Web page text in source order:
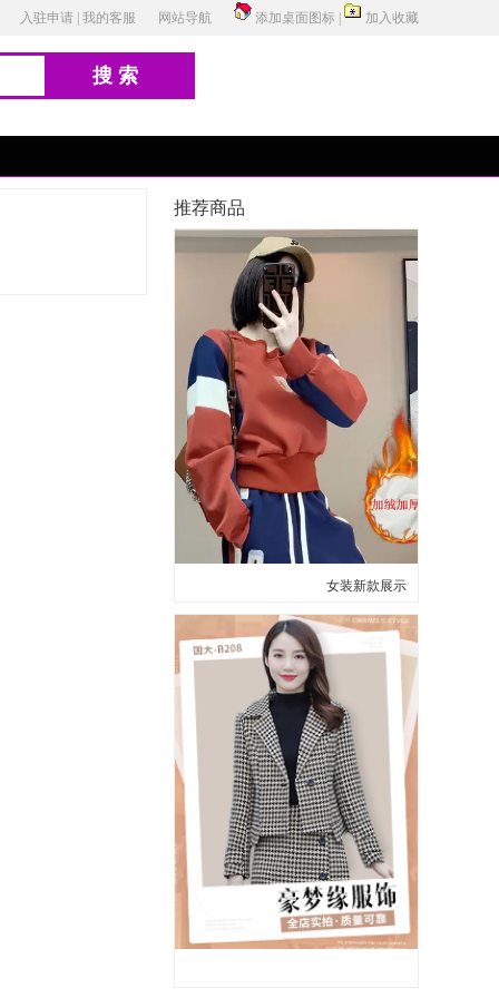
入驻申请 我的客服 网站导航 添加桌面图标 加入收藏
搜索
推荐商品
女装新款展示